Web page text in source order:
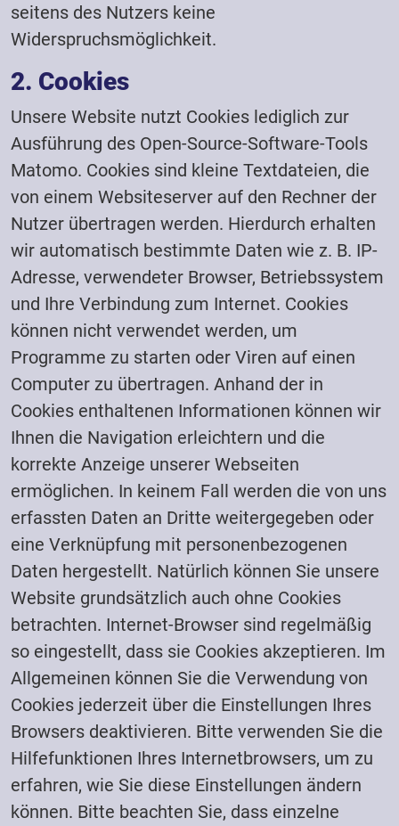
seitens des Nutzers keine
Widerspruchsmöglichkeit.
2. Cookies
Unsere Website nutzt Cookies lediglich zur
Ausführung des Open-Source-Software-Tools
Matomo. Cookies sind kleine Textdateien, die
von einem Websiteserver auf den Rechner der
Nutzer übertragen werden. Hierdurch erhalten
wir automatisch bestimmte Daten wie z. B. IP-
Adresse, verwendeter Browser, Betriebssystem
und Ihre Verbindung zum Internet. Cookies
können nicht verwendet werden, um
Programme zu starten oder Viren auf einen
Computer zu übertragen. Anhand der in
Cookies enthaltenen Informationen können wir
Ihnen die Navigation erleichtern und die
korrekte Anzeige unserer Webseiten
ermöglichen. In keinem Fall werden die von uns
erfassten Daten an Dritte weitergegeben oder
eine Verknüpfung mit personenbezogenen
Daten hergestellt. Natürlich können Sie unsere
Website grundsätzlich auch ohne Cookies
betrachten. Internet-Browser sind regelmäßig
so eingestellt, dass sie Cookies akzeptieren. Im
Allgemeinen können Sie die Verwendung von
Cookies jederzeit über die Einstellungen Ihres
Browsers deaktivieren. Bitte verwenden Sie die
Hilfefunktionen Ihres Internetbrowsers, um zu
erfahren, wie Sie diese Einstellungen ändern
können. Bitte beachten Sie, dass einzelne